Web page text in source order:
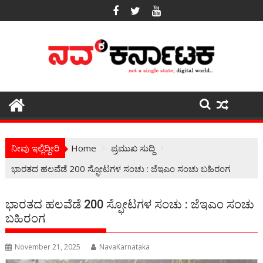
to
ನೀವು ಇಲ್ಲಿದ್ದೀರಿ Home
ಪ್ರಮುಖ ಸುದ್ದಿ
ಭಾರತದ ಹಲವೆಡೆ 200 ಸ್ಫೋಟಗಳ ಸಂಚು : ಜೆಇಎಂ ಸಂಚು ಬಹಿರಂಗ
ಭಾರತದ ಹಲವೆಡೆ 200 ಸ್ಫೋಟಗಳ ಸಂಚು : ಜೆಇಎಂ ಸಂಚು
ಬಹಿರಂಗ
November 21, 2025 NavaKarnataka